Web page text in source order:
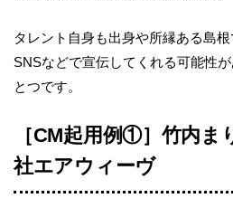
タレント自身も出身や所縁ある島根
SNSなどで宣伝してくれる可能性
とつです。
［CM起用例①］竹内ま
社エアウィーヴ